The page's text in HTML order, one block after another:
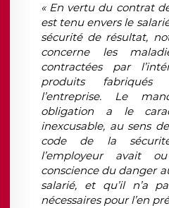
« En vertu du contrat
est tenu envers le
sécurité de résultat,
concerne les
contractées par
produits
l’entreprise. Le
obligation a le
inexcusable, au sens
code de la
l’employeur avait
conscience du danger
salarié, et qu’il n’a
nécessaires pour l’en